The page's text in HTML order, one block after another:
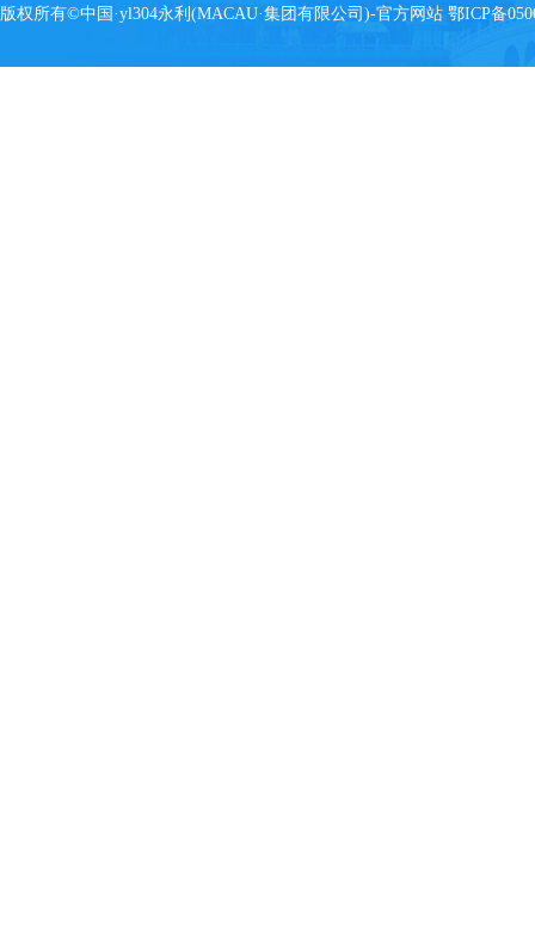
版权所有©中国·yl304永利(MACAU·集团有限公司)-官方网站 鄂ICP备